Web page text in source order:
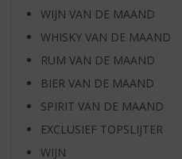
WIJN VAN DE MAAND
WHISKY VAN DE MAAND
RUM VAN DE MAAND
BIER VAN DE MAAND
SPIRIT VAN DE MAAND
EXCLUSIEF TOPSLIJTER
WIJN